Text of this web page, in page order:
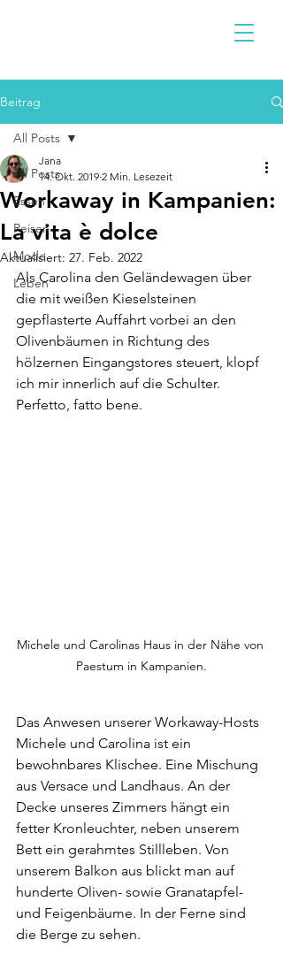
Beitrag
All Posts
Essen
Reisen
Mode
Leben
All Posts
Workaway in Kampanien:
La vita è dolce
Jana
14. Okt. 2019 2 Min. Lesezeit
Aktualisiert: 27. Feb. 2022
Als Carolina den Geländewagen über
die mit weißen Kieselsteinen
gepflasterte Auffahrt vorbei an den
Olivenbäumen in Richtung des
hölzernen Eingangstores steuert, klopf
ich mir innerlich auf die Schulter.
Perfetto, fatto bene.
Michele und Carolinas Haus in der Nähe von
Paestum in Kampanien.
Das Anwesen unserer Workaway-Hosts
Michele und Carolina ist ein
bewohnbares Klischee. Eine Mischung
aus Versace und Landhaus. An der
Decke unseres Zimmers hängt ein
fetter Kronleuchter, neben unserem
Bett ein gerahmtes Stillleben. Von
unserem Balkon aus blickt man auf
hunderte Oliven- sowie Granatapfel-
und Feigenbäume. In der Ferne sind
die Berge zu sehen.